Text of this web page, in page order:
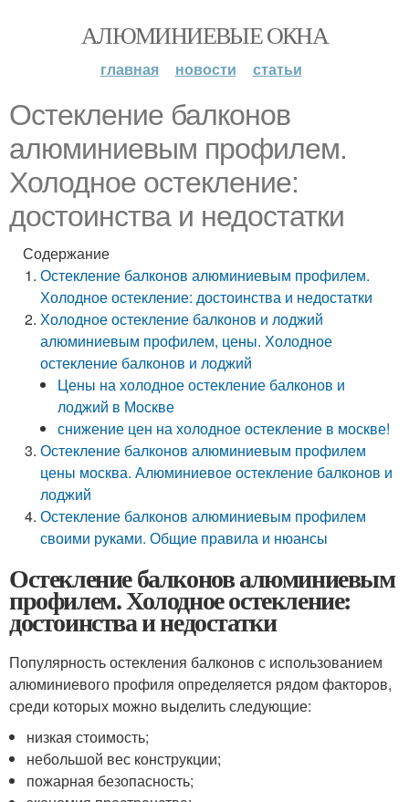
АЛЮМИНИЕВЫЕ ОКНА
главная новости статьи
Остекление балконов
алюминиевым профилем.
Холодное остекление:
достоинства и недостатки
Содержание
Остекление балконов алюминиевым профилем.
Холодное остекление: достоинства и недостатки
Холодное остекление балконов и лоджий
алюминиевым профилем, цены. Холодное
остекление балконов и лоджий
Цены на холодное остекление балконов и
лоджий в Москве
снижение цен на холодное остекление в москве!
Остекление балконов алюминиевым профилем
цены москва. Алюминиевое остекление балконов и
лоджий
Остекление балконов алюминиевым профилем
своими руками. Общие правила и нюансы
Остекление балконов алюминиевым
профилем. Холодное остекление:
достоинства и недостатки
Популярность остекления балконов с использованием
алюминиевого профиля определяется рядом факторов,
среди которых можно выделить следующие:
низкая стоимость;
небольшой вес конструкции;
пожарная безопасность;